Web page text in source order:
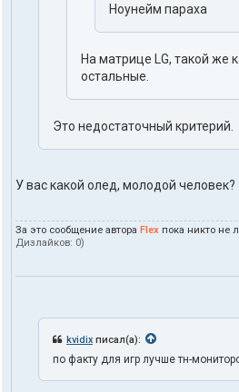
Ноунейм параха
На матрице LG, такой же
остальные.
Это недостаточный критерий.
У вас какой олед, молодой человек?
За это сообщение автора Flex пока никто не
Дизлайков: 0)
kvidix писал(а):
по факту для игр лучше тн-